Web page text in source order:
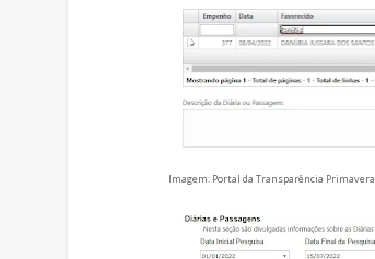
Imagem: Portal da Transparência Primavera